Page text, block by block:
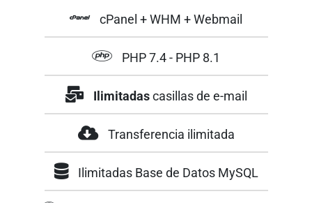
la
de
clientes.
cPanel + WHM + Webmail
PHP 7.4 - PHP 8.1
Ilimitadascasillas de e-mail
Transferencia ilimitada
Ilimitadas Base de Datos MySQL